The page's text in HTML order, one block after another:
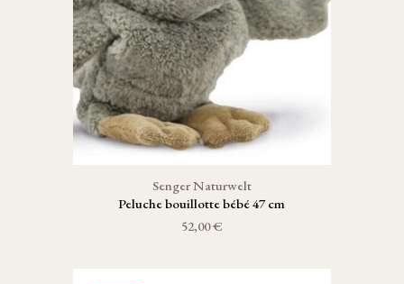
Senger Naturwelt
Peluche bouillotte bébé 47 cm
52,00 €